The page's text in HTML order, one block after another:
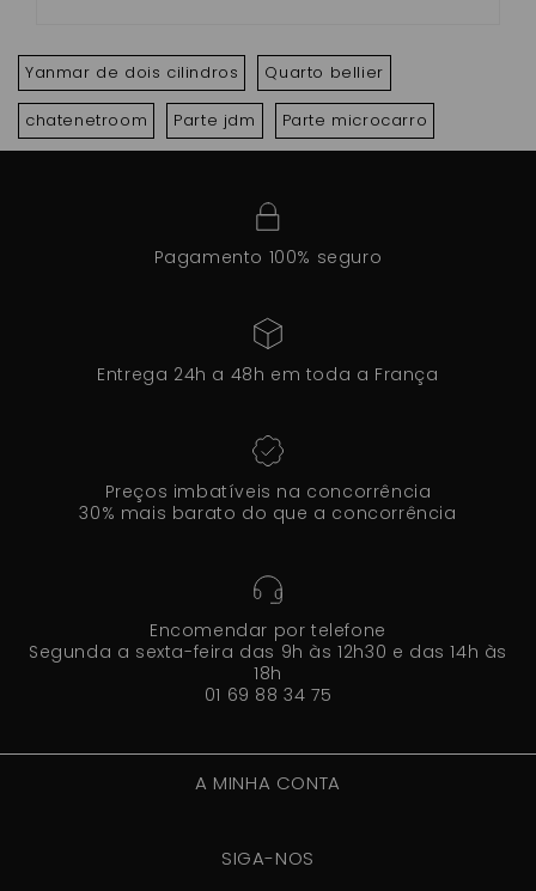
Yanmar de dois cilindros Quarto bellier
chatenetroom Parte jdm Parte microcarro
Pagamento 100% seguro
Entrega 24h a 48h em toda a França
Preços imbatíveis na concorrência
30% mais barato do que a concorrência
Encomendar por telefone
Segunda a sexta-feira das 9h às 12h30 e das 14h às
18h
01 69 88 34 75
A MINHA CONTA
SIGA-NOS